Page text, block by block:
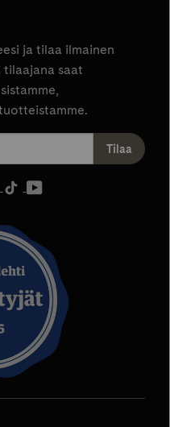
ja tilaa ilmainen
saat
ulkoinen
avautuu
uuteen
välilehteen
ulkoinen
uuteen
välilehteen
välilehteen